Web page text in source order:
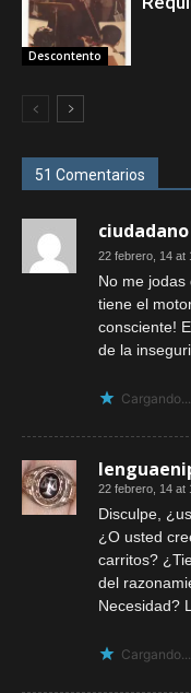
Descontento
51 Comentarios
ciudadano
22 febrero, 14 at
No me
tiene el
consciente!
de la
Cargando...
22 febrero, 14 at
Disculpe,
¿O usted
carritos?
del
Necesidad?
Cargando...